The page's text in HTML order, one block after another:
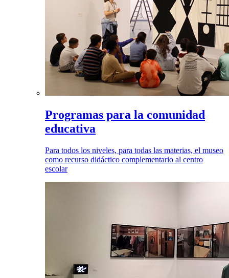
Programas para la comunidad
educativa
Para todos los niveles, para todas las materias, el museo
como recurso didáctico complementario al centro
escolar